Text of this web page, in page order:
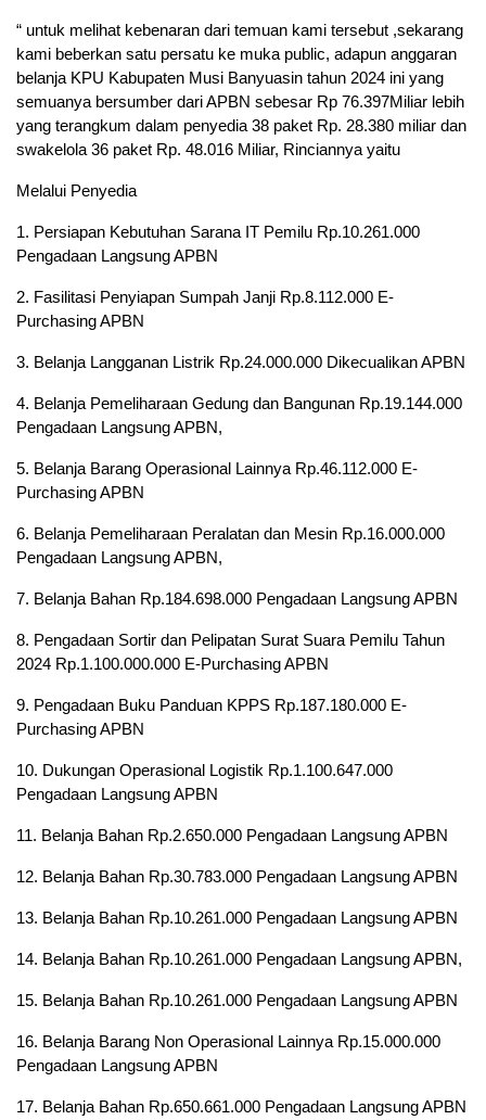
“ untuk melihat kebenaran dari temuan kami tersebut ,sekarang
kami beberkan satu persatu ke muka public, adapun anggaran
belanja KPU Kabupaten Musi Banyuasin tahun 2024 ini yang
semuanya bersumber dari APBN sebesar Rp 76.397Miliar lebih
yang terangkum dalam penyedia 38 paket Rp. 28.380 miliar dan
swakelola 36 paket Rp. 48.016 Miliar, Rinciannya yaitu
Melalui Penyedia
1. Persiapan Kebutuhan Sarana IT Pemilu Rp.10.261.000
Pengadaan Langsung APBN
2. Fasilitasi Penyiapan Sumpah Janji Rp.8.112.000 E-
Purchasing APBN
3. Belanja Langganan Listrik Rp.24.000.000 Dikecualikan APBN
4. Belanja Pemeliharaan Gedung dan Bangunan Rp.19.144.000
Pengadaan Langsung APBN,
5. Belanja Barang Operasional Lainnya Rp.46.112.000 E-
Purchasing APBN
6. Belanja Pemeliharaan Peralatan dan Mesin Rp.16.000.000
Pengadaan Langsung APBN,
7. Belanja Bahan Rp.184.698.000 Pengadaan Langsung APBN
8. Pengadaan Sortir dan Pelipatan Surat Suara Pemilu Tahun
2024 Rp.1.100.000.000 E-Purchasing APBN
9. Pengadaan Buku Panduan KPPS Rp.187.180.000 E-
Purchasing APBN
10. Dukungan Operasional Logistik Rp.1.100.647.000
Pengadaan Langsung APBN
11. Belanja Bahan Rp.2.650.000 Pengadaan Langsung APBN
12. Belanja Bahan Rp.30.783.000 Pengadaan Langsung APBN
13. Belanja Bahan Rp.10.261.000 Pengadaan Langsung APBN
14. Belanja Bahan Rp.10.261.000 Pengadaan Langsung APBN,
15. Belanja Bahan Rp.10.261.000 Pengadaan Langsung APBN
16. Belanja Barang Non Operasional Lainnya Rp.15.000.000
Pengadaan Langsung APBN
17. Belanja Bahan Rp.650.661.000 Pengadaan Langsung APBN